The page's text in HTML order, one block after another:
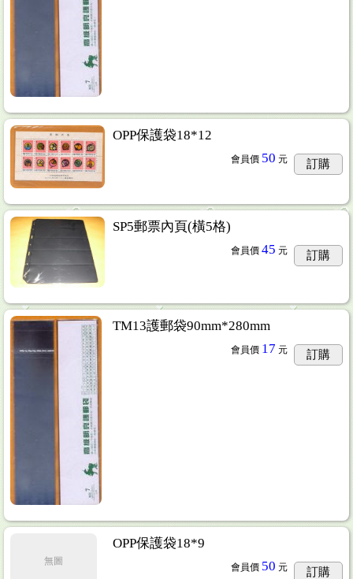
OPP保護袋18*12
會員價 50 元 訂購
SP5郵票內頁(橫5格)
會員價 45 元 訂購
TM13護郵袋90mm*280mm
會員價 17 元 訂購
無圖
OPP保護袋18*9
會員價 50 元 訂購